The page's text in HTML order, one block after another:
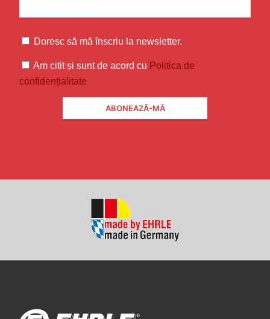
Doresc să mă înscriu la newsletter.
Am citit și sunt de acord cu Politica de
confidențialitate